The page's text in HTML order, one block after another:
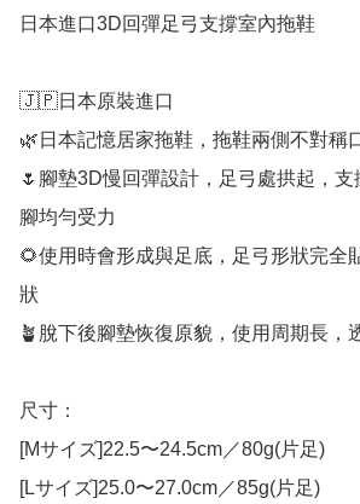
日本進口3D回彈足弓支撐室內拖鞋
🇯🇵日本原裝進口
🌿日本記憶居家拖鞋，拖鞋兩側不對稱
🌷腳墊3D慢回彈設計，足弓處拱起，
腳均勻受力
🌻使用時會形成與足底，足弓形狀完全
狀
🪴脫下後腳墊恢復原貌，使用周期長，
尺寸：
[Mサイズ]22.5〜24.5cm／80g(片足)
[Lサイズ]25.0〜27.0cm／85g(片足)